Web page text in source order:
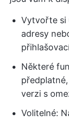
Vytvořte si
adresy
Některé
verzi s
Volitelné: